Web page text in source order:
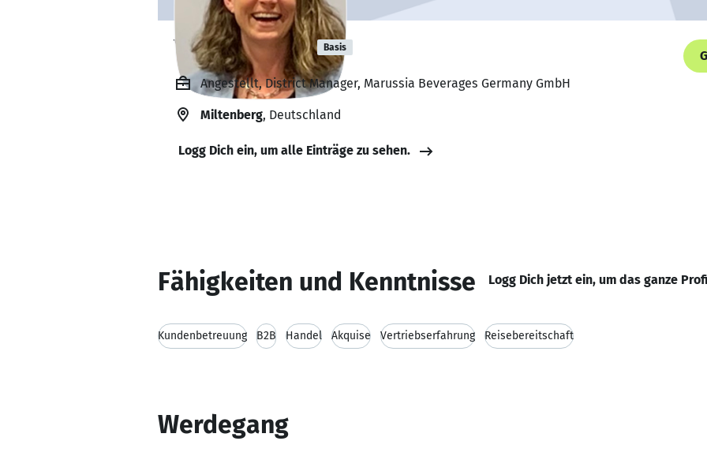
Yvonne Söser Basis
Angestellt, District Manager, Marussia Beverages Germany GmbH
Miltenberg, Deutschland
Logg Dich ein, um alle Einträge zu sehen.
Fähigkeiten und Kenntnisse Logg Dich jetzt ein, um das ganze
Kundenbetreuung B2B Handel Akquise Vertriebserfahrung Reisebereitschaft
Werdegang